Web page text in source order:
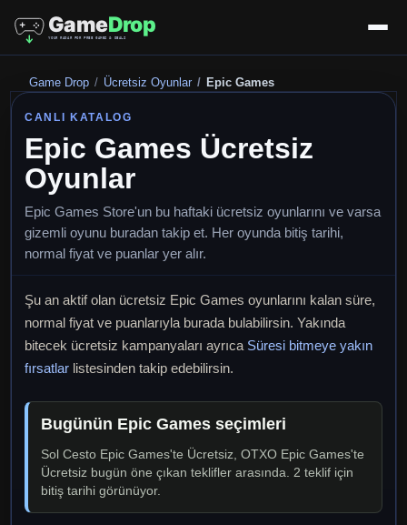
Game Drop Ücretsiz Oyunlar Epic Games
CANLI KATALOG
Epic Games Ücretsiz
Oyunlar
Epic Games Store'un bu haftaki ücretsiz oyunlarını ve varsa
gizemli oyunu buradan takip et. Her oyunda bitiş tarihi,
normal fiyat ve puanlar yer alır.
Şu an aktif olan ücretsiz Epic Games oyunlarını kalan süre,
normal fiyat ve puanlarıyla burada bulabilirsin. Yakında
bitecek ücretsiz kampanyaları ayrıca Süresi bitmeye yakın
fırsatlar listesinden takip edebilirsin.
Bugünün Epic Games seçimleri
Sol Cesto Epic Games'te Ücretsiz, OTXO Epic Games'te
Ücretsiz bugün öne çıkan teklifler arasında. 2 teklif için
bitiş tarihi görünüyor.